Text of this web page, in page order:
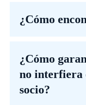
¿Cómo
¿Cómo
no interfiera
socio?